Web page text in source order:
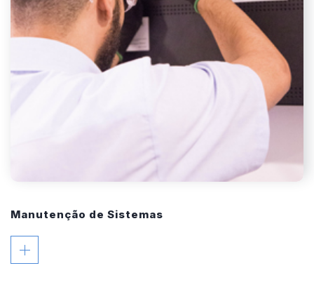
Manutenção de Sistemas